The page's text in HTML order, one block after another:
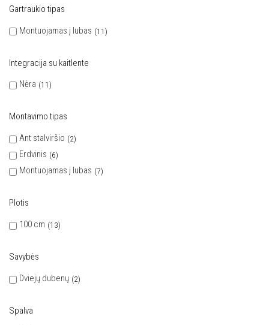
Gartraukio tipas
Montuojamas į lubas
11
Integracija su kaitlente
Nėra
11
Montavimo tipas
Ant stalviršio
2
Erdvinis 6
Montuojamas į lubas 7
Plotis
100 cm
13
Savybės
Dviejų dubenų
2
Spalva